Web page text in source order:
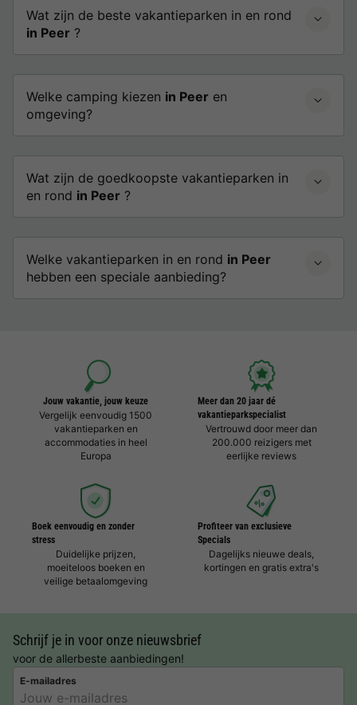
Wat zijn de beste vakantieparken in en rond
in Peer ?
Welke camping kiezen in Peer en
omgeving?
Wat zijn de goedkoopste vakantieparken in
en rond in Peer ?
Welke vakantieparken in en rond in Peer
hebben een speciale aanbieding?
Jouw vakantie, jouw keuze
Vergelijk eenvoudig 1500
vakantieparken en
accommodaties in heel
Europa
Meer dan 20 jaar dé
vakantieparkspecialist
Vertrouwd door meer dan
200.000 reizigers met
eerlijke reviews
Boek eenvoudig en zonder
stress
Duidelijke prijzen,
moeiteloos boeken en
veilige betaalomgeving
Profiteer van exclusieve
Specials
Dagelijks nieuwe deals,
kortingen en gratis extra's
Schrijf je in voor onze nieuwsbrief
voor de allerbeste aanbiedingen!
E-mailadres